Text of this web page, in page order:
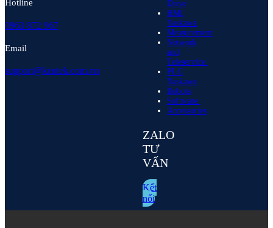
Hotline
0963 872 967
Email
support@kentek.com.vn
Drive
HMI
Yaskawa
Measurement
Network
and
Teleservice
PLC
Yaskawa
Robots
Software
Accessories
ZALO
TƯ
VẤN
Kết
nối